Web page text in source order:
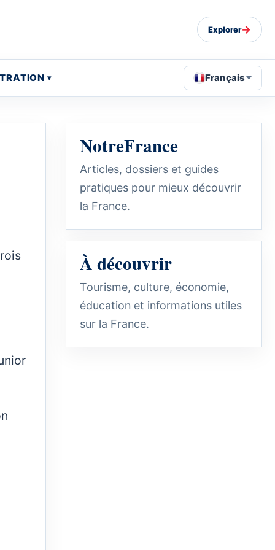
Explorer→
Français
NotreFrance
Articles, dossiers et guides
pratiques pour mieux découvrir
la France.
À découvrir
Tourisme, culture, économie,
éducation et informations utiles
sur la France.